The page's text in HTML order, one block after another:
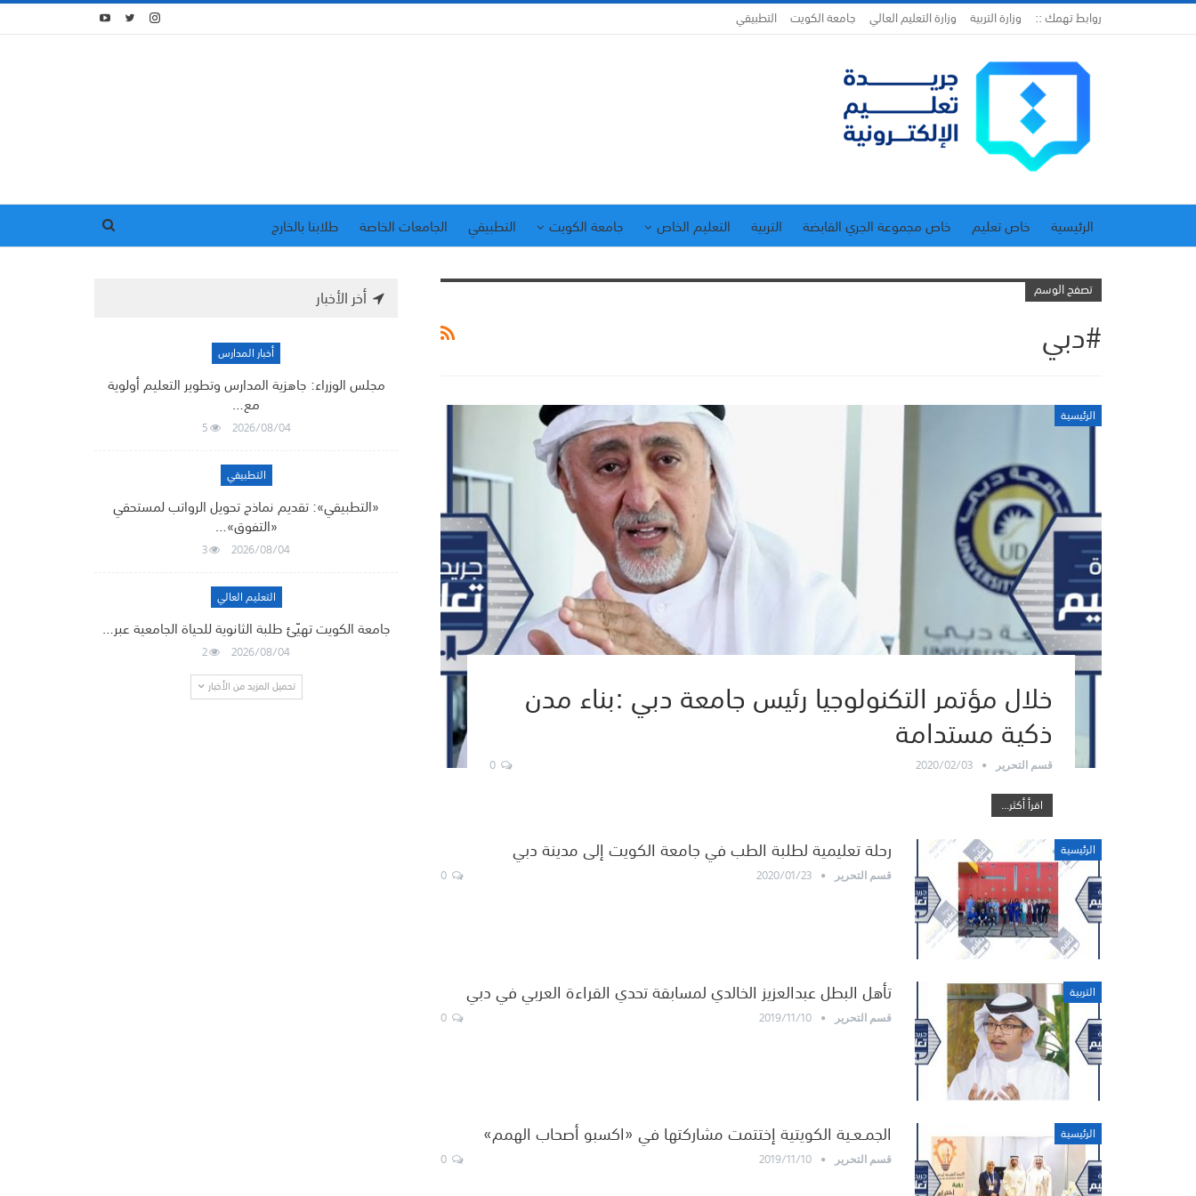
روابط تهمك :: وزارة التربية وزارة التعليم العالي جامعة الكويت التطبيقي
الرئيسية خاص تعليم خاص مجموعة الجري القابضة التربية التعليم الخاص جامعة الكويت التطبيقي الجامعات الخاصة
طلابنا بالخارج
تصفح الوسم
#دبي
الرئيسية
خلال مؤتمر التكنولوجيا رئيس جامعة دبي :بناء مدن
ذكية مستدامة
قسم التحرير 2020/02/03
اقرأ أكثر...
الرئيسية
رحلة تعليمية لطلبة الطب في جامعة الكويت إلى مدينة دبي
قسم التحرير 2020/01/23
التربية تأهل البطل عبدالعزيز الخالدي لمسابقة تحدي القراءة العربي في دبي
قسم التحرير 2019/11/10
الرئيسية الجمـعـية الكويتية إختتمت مشاركتها في «اكسبو أصحاب الهمم»
قسم التحرير 2019/11/10
أخر الأخبار
أخبار المدارس
مجلس الوزراء: جاهزية المدارس وتطوير التعليم أولوية
مع…
2026/08/04
5
التطبيقي
«التطبيقي»: تقديم نماذج تحويل الرواتب لمستحقي
«التفوق»…
2026/08/04
3
التعليم العالي
جامعة الكويت تهيّئ طلبة الثانوية للحياة الجامعية عبر…
2026/08/04
2
تحميل المزيد من الأخبار